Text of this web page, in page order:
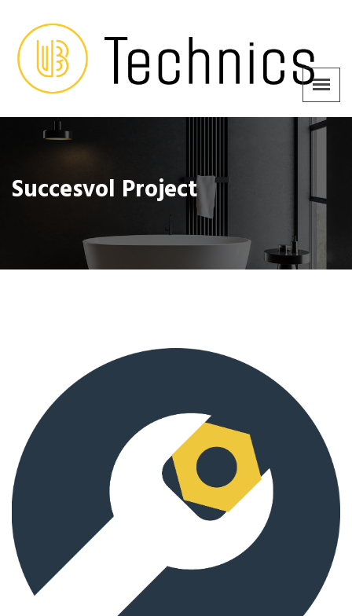
Succesvol Project